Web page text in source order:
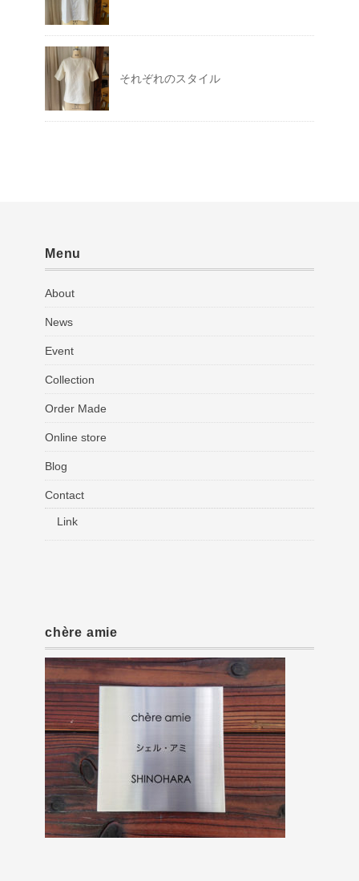
それぞれのスタイル
Menu
About
News
Event
Collection
Order Made
Online store
Blog
Contact
Link
chère amie